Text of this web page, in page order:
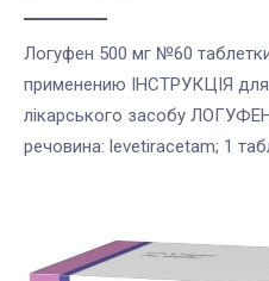
Логуфен 500 мг №60
применению ІНСТРУКЦІЯ
лікарського засобу
речовина: levetiracetam; 1